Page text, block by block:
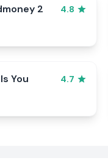
2 4.8
You 4.7